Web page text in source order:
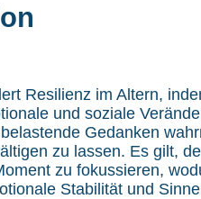
Resilienz im Altern,
und soziale
Gedanken
zu lassen. Es gilt,
zu fokussieren,
Stabilität und